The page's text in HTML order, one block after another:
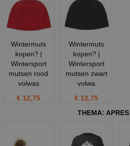
Wintermuts
kopen? |
Wintersport
mutsen rood
volwas
€ 12,75
Wintermuts
kopen? |
Wintersport
mutsen zwart
volwa
€ 12,75
THEMA: